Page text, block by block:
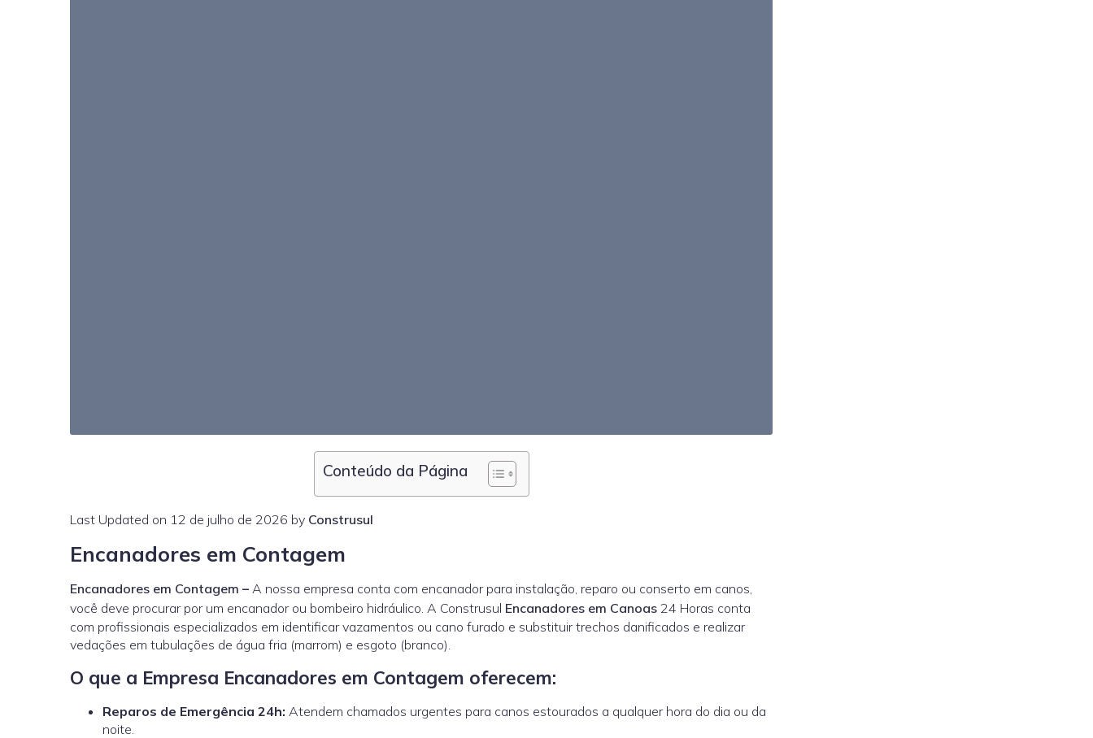
Conteúdo da Página
Last Updated on 12 de julho de 2026 by Construsul
Encanadores em Contagem
Encanadores em Contagem – A nossa empresa conta com encanador para instalação, reparo ou conserto em canos,
você deve procurar por um encanador ou bombeiro hidráulico. A Construsul Encanadores em Canoas 24 Horas conta
com profissionais especializados em identificar vazamentos ou cano furado e substituir trechos danificados e realizar
vedações em tubulações de água fria (marrom) e esgoto (branco).
O que a Empresa Encanadores em Contagem oferecem:
Reparos de Emergência 24h: Atendem chamados urgentes para canos estourados a qualquer hora do dia ou da
noite.